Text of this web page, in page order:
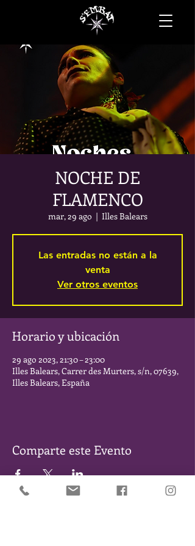
NOCHE DE
FLAMENCO
mar, 29 ago
  |
Illes Balears
Las entradas no están a la
venta
Ver otros eventos
Horario y ubicación
29 ago 2023, 21:30 – 23:00
Illes Balears, Carrer des Murters, s/n, 07639,
Illes Balears, España
Comparte este Evento